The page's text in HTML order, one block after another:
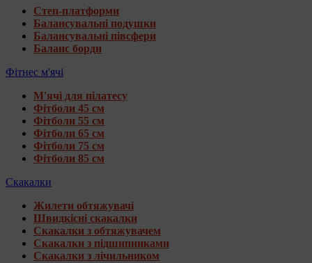
Степ-платформи
Балансувальні подушки
Балансувальні півсфери
Баланс борди
Фітнес м'ячі
М'ячі для пілатесу
Фітболи 45 см
Фітболи 55 см
Фітболи 65 см
Фітболи 75 см
Фітболи 85 см
Скакалки
Жилети обтяжувачі
Швидкісні скакалки
Скакалки з обтяжувачем
Скакалки з підшипниками
Скакалки з лічильником